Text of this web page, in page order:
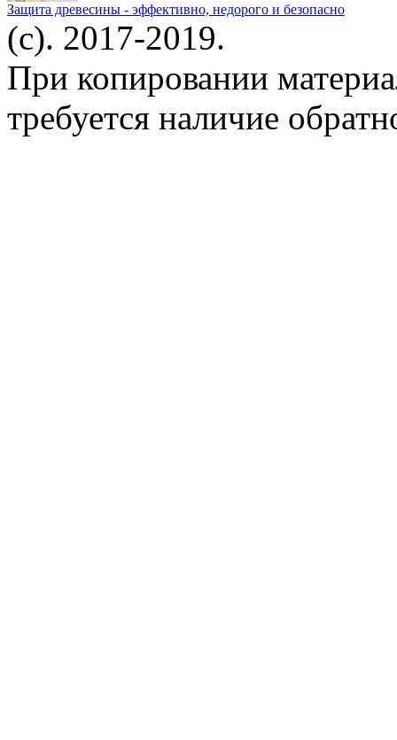
Защита древесины - эффективно, недорого и безопасно
(c). 2017-2019.
При копировании
требуется наличие